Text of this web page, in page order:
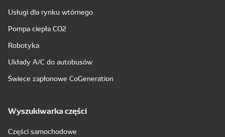
Usługi dla rynku wtórnego
Pompa ciepła CO2
Robotyka
Układy A/C do autobusów
Świece zapłonowe CoGeneration
Wyszukiwarka części
Części samochodowe